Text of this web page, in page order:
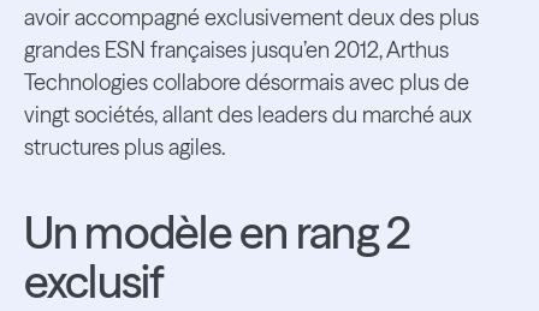
avoir accompagné exclusivement deux des plus
grandes ESN françaises jusqu’en 2012, Arthus
Technologies collabore désormais avec plus de
vingt sociétés, allant des leaders du marché aux
structures plus agiles.
Un modèle en rang 2
exclusif